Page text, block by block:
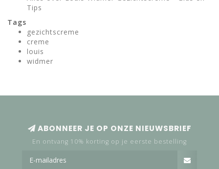
Tips
Tags
gezichtscreme
creme
louis
widmer
ABONNEER JE OP ONZE NIEUWSBRIEF
En ontvang 10% korting op je eerste bestelling